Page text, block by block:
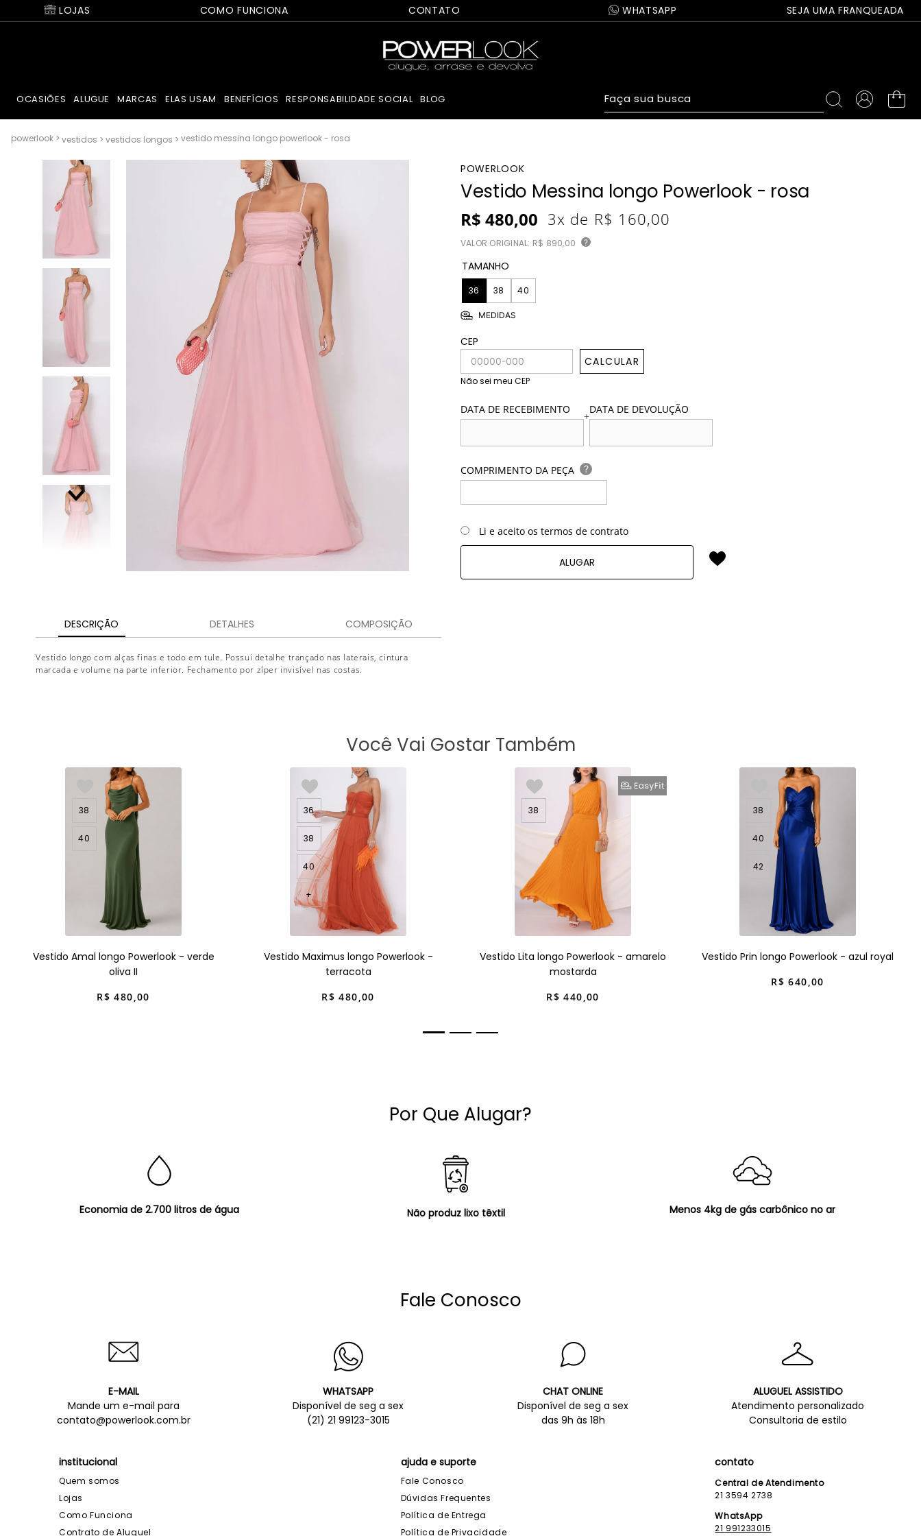
LOJAS COMO FUNCIONA CONTATO WHATSAPP SEJA UMA FRANQUEADA
OCASIÕES ALUGUE MARCAS ELAS USAM BENEFÍCIOS RESPONSABILIDADE SOCIAL BLOG Faça sua busca
vestidos vestidos longos vestido messina longo powerlook - rosa
DESCRIÇÃO DETALHES COMPOSIÇÃO
Vestido longo com alças finas e todo em tule. Possui detalhe trançado nas laterais, cintura
marcada e volume na parte inferior. Fechamento por zíper invisível nas costas.
POWERLOOK
Vestido Messina longo Powerlook - rosa
R$ 480,00 3x de R$ 160,00
VALOR ORIGINAL: R$ 890,00 ?
TAMANHO
36 38 40
MEDIDAS
CEP
CALCULAR
Não sei meu CEP
DATA DE RECEBIMENTO +DATA DE DEVOLUÇÃO
COMPRIMENTO DA PEÇA ?
Li e aceito os termos de contrato
ALUGAR
Você Vai Gostar Também
38
40
Vestido Amal longo Powerlook - verde
oliva II
R$ 480,00
36
38
40
+
Vestido Maximus longo Powerlook -
terracota
R$ 480,00
38
Vestido Lita longo Powerlook - amarelo
mostarda
R$ 440,00
38
40
42
Vestido Prin longo Powerlook - azul royal
R$ 640,00
Por Que Alugar?
Economia de 2.700 litros de água Não produz lixo têxtil Menos 4kg de gás carbônico no ar
Fale Conosco
E-MAIL
Mande um e-mail para
contato@powerlook.com.br
WHATSAPP
Disponível de seg a sex
(21) 21 99123-3015
CHAT ONLINE
Disponível de seg a sex
das 9h às 18h
ALUGUEL ASSISTIDO
Atendimento personalizado
Consultoria de estilo
institucional
Quem somos
Lojas
Como Funciona
Contrato de Aluguel
ajuda e suporte
Fale Conosco
Dúvidas Frequentes
Política de Entrega
Política de Privacidade
contato
Central de Atendimento
21 3594 2738
WhatsApp
21 991233015